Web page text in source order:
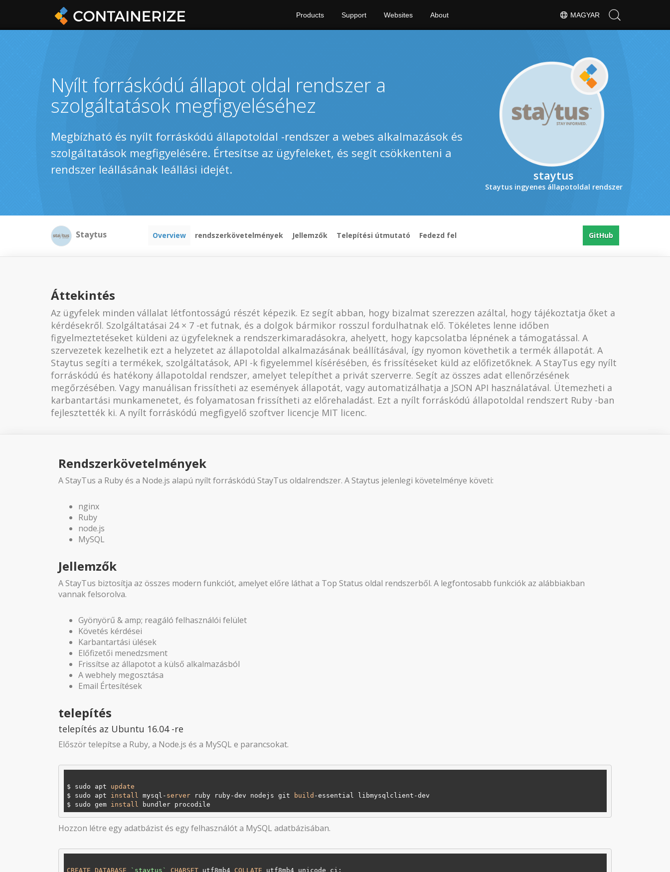
MAGYAR
Products Support Websites About
staytus
Staytus ingyenes állapotoldal rendszer
Nyílt forráskódú állapot oldal rendszer a
szolgáltatások megfigyeléséhez
Megbízható és nyílt forráskódú állapotoldal -rendszer a webes alkalmazások és
szolgáltatások megfigyelésére. Értesítse az ügyfeleket, és segít csökkenteni a
rendszer leállásának leállási idejét.
Staytus Overview rendszerkövetelmények Jellemzők Telepítési útmutató Fedezd fel GitHub
Áttekintés
Az ügyfelek minden vállalat létfontosságú részét képezik. Ez segít abban, hogy bizalmat szerezzen azáltal, hogy tájékoztatja őket a
kérdésekről. Szolgáltatásai 24 × 7 -et futnak, és a dolgok bármikor rosszul fordulhatnak elő. Tökéletes lenne időben
figyelmeztetéseket küldeni az ügyfeleknek a rendszerkimaradásokra, ahelyett, hogy kapcsolatba lépnének a támogatással. A
szervezetek kezelhetik ezt a helyzetet az állapotoldal alkalmazásának beállításával, így nyomon követhetik a termék állapotát. A
Staytus segíti a termékek, szolgáltatások, API -k figyelemmel kísérésében, és frissítéseket küld az előfizetőknek. A StayTus egy nyílt
forráskódú és hatékony állapotoldal rendszer, amelyet telepíthet a privát szerverre. Segít az összes adat ellenőrzésének
megőrzésében. Vagy manuálisan frissítheti az események állapotát, vagy automatizálhatja a JSON API használatával. Ütemezheti a
karbantartási munkamenetet, és folyamatosan frissítheti az előrehaladást. Ezt a nyílt forráskódú állapotoldal rendszert Ruby -ban
fejlesztették ki. A nyílt forráskódú megfigyelő szoftver licencje MIT licenc.
Rendszerkövetelmények
A StayTus a Ruby és a Node.js alapú nyílt forráskódú StayTus oldalrendszer. A Staytus jelenlegi követelménye követi:
nginx
Ruby
node.js
MySQL
Jellemzők
A StayTus biztosítja az összes modern funkciót, amelyet előre láthat a Top Status oldal rendszerből. A legfontosabb funkciók az alábbiakban
vannak felsorolva.
Gyönyörű & amp; reagáló felhasználói felület
Követés kérdései
Karbantartási ülések
Előfizetői menedzsment
Frissítse az állapotot a külső alkalmazásból
A webhely megosztása
Email Értesítések
telepítés
telepítés az Ubuntu 16.04 -re
Először telepítse a Ruby, a Node.js és a MySQL e parancsokat.
$ sudo apt update
$ sudo apt install mysql- server ruby ruby-dev nodejs git build -essential libmysqlclient-dev
$ sudo gem install
Hozzon létre egy adatbázist és egy felhasználót a MySQL adatbázisában.
CREATE DATABASE `staytus` CHARSET utf8mb4 COLLATE